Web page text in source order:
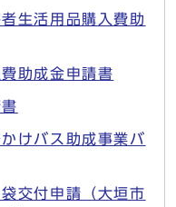
生活用品購入費助
助成金申請書
けバス助成事業バ
交付申請（大垣市